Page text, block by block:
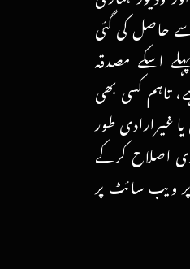
سے حاصل کی گئی
اسکے مصدقہ
تاہم کسی بھی
غیرارادی طور
اصلاح کرکے
پر ویب سائٹ پر